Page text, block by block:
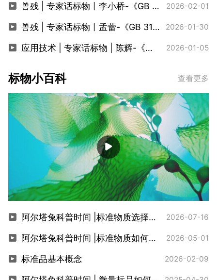
兽残 | 专家话标物丨李小桥-《GB 31659.13-2025阿维菌素类的药物残留稳定性研究》 2026-02-01
兽残 | 专家话标物丨孟蕾-《GB 31658.26-2025动物性食品中127种药物残留量标准解读》 2026-01-30
应用技术 | 专家话标物 | 陈辉-《高通量非靶向农残筛查技术研究及应用》 2026-01-05
标物小百科 查看更多

阿尔塔兔科普时间 |标准物质选择指南 2026-07-16
阿尔塔兔科普时间 |标准物质如何验收 2026-05-01
标准品基本概念 2026-02-09